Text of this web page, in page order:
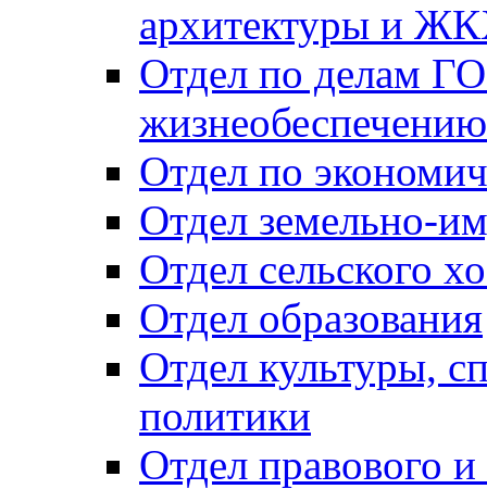
архитектуры и
Отдел по делам
Отдел по
Отдел земельно-
Отдел сельского
Отдел образования
Отдел культуры,
политики
Отдел правового